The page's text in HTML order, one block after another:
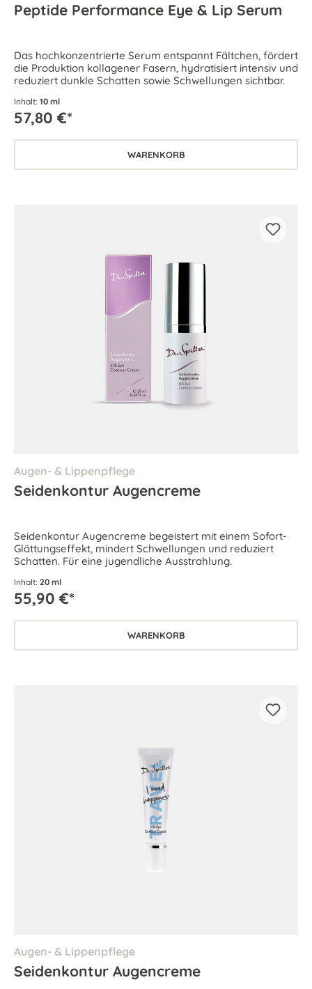
Peptide Performance Eye & Lip Serum
Das hochkonzentrierte Serum entspannt Fältchen, fördert
die Produktion kollagener Fasern, hydratisiert intensiv und
reduziert dunkle Schatten sowie Schwellungen sichtbar.
Inhalt: 10 ml
57,80 €*
WARENKORB
Augen- & Lippenpflege
Seidenkontur Augencreme
Seidenkontur Augencreme begeistert mit einem Sofort-
Glättungseffekt, mindert Schwellungen und reduziert
Schatten. Für eine jugendliche Ausstrahlung.
Inhalt: 20 ml
55,90 €*
WARENKORB
Augen- & Lippenpflege
Seidenkontur Augencreme